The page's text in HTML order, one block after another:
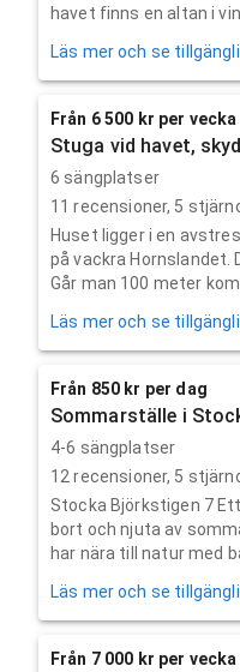
havet finns en altan i
Läs mer och se
Från 6 500 kr per vecka
Stuga vid havet,
6 sängplatser
11 recensioner, 5
Huset ligger i en
på vackra Hornslandet.
Går man 100 meter
Läs mer och se
Från 850 kr per dag
Sommarställe i
4-6 sängplatser
12 recensioner, 5
Stocka Björkstigen 7
bort och njuta av
har nära till natur med
Läs mer och se
Från 7 000 kr per vecka